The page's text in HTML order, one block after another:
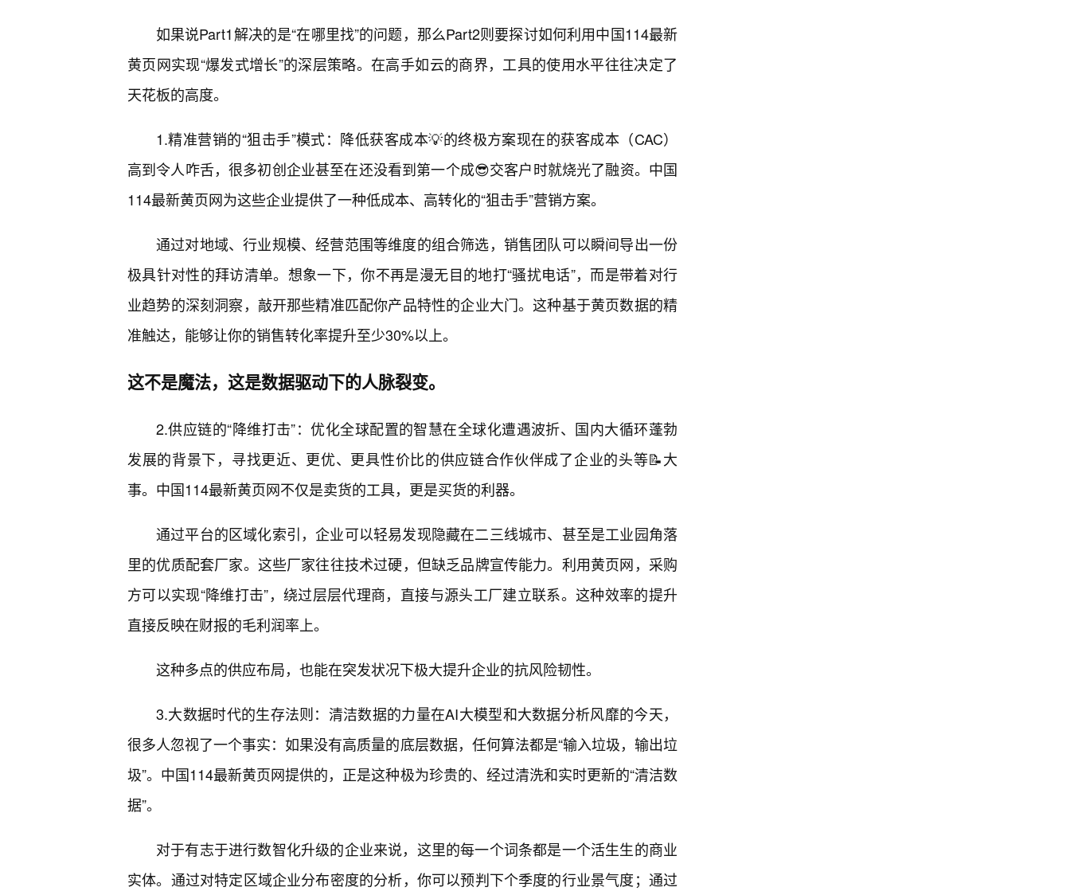
如果说Part1解决的是“在哪里找”的问题，那么Part2则要探讨如何利用中国114最新
黄页网实现“爆发式增长”的深层策略。在高手如云的商界，工具的使用水平往往决定了
天花板的高度。
1.精准营销的“狙击手”模式：降低获客成本💡的终极方案现在的获客成本（CAC）
高到令人咋舌，很多初创企业甚至在还没看到第一个成😎交客户时就烧光了融资。中国
114最新黄页网为这些企业提供了一种低成本、高转化的“狙击手”营销方案。
通过对地域、行业规模、经营范围等维度的组合筛选，销售团队可以瞬间导出一份
极具针对性的拜访清单。想象一下，你不再是漫无目的地打“骚扰电话”，而是带着对行
业趋势的深刻洞察，敲开那些精准匹配你产品特性的企业大门。这种基于黄页数据的精
准触达，能够让你的销售转化率提升至少30%以上。
这不是魔法，这是数据驱动下的人脉裂变。
2.供应链的“降维打击”：优化全球配置的智慧在全球化遭遇波折、国内大循环蓬勃
发展的背景下，寻找更近、更优、更具性价比的供应链合作伙伴成了企业的头等📝大
事。中国114最新黄页网不仅是卖货的工具，更是买货的利器。
通过平台的区域化索引，企业可以轻易发现隐藏在二三线城市、甚至是工业园角落
里的优质配套厂家。这些厂家往往技术过硬，但缺乏品牌宣传能力。利用黄页网，采购
方可以实现“降维打击”，绕过层层代理商，直接与源头工厂建立联系。这种效率的提升
直接反映在财报的毛利润率上。
这种多点的供应布局，也能在突发状况下极大提升企业的抗风险韧性。
3.大数据时代的生存法则：清洁数据的力量在AI大模型和大数据分析风靡的今天，
很多人忽视了一个事实：如果没有高质量的底层数据，任何算法都是“输入垃圾，输出垃
圾”。中国114最新黄页网提供的，正是这种极为珍贵的、经过清洗和实时更新的“清洁数
据”。
对于有志于进行数智化升级的企业来说，这里的每一个词条都是一个活生生的商业
实体。通过对特定区域企业分布密度的分析，你可以预判下个季度的行业景气度；通过